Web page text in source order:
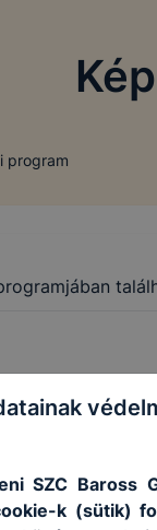
program
SZC Baross
k (sütik)